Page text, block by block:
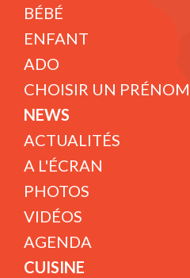
BÉBÉ
ENFANT
ADO
CHOISIR UN PRÉNOM
NEWS
ACTUALITÉS
A L'ÉCRAN
PHOTOS
VIDÉOS
AGENDA
CUISINE